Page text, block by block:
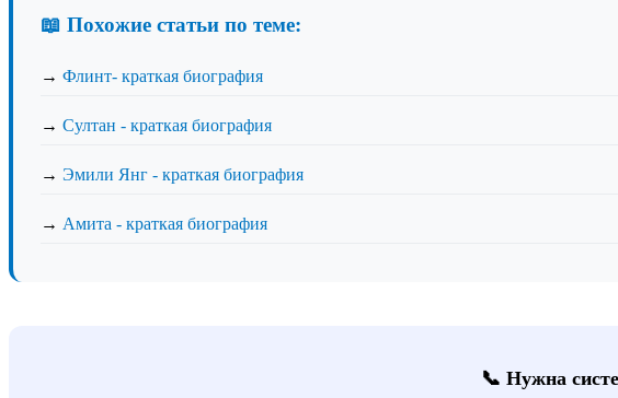
📖 Похожие статьи по теме:
→ Флинт- краткая биография
→ Султан - краткая биография
→ Эмили Янг - краткая биография
→ Амита - краткая биография
📞 Нужна